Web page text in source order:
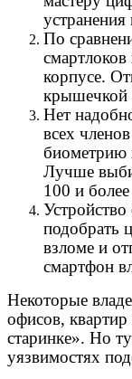
По
корпусе.
крышечкой
Нет
всех
биометрию
Лучше
100 и более
Устройство
подобрать
взломе и
смартфон
Некоторые
офисов,
старинке». Но
уязвимостях